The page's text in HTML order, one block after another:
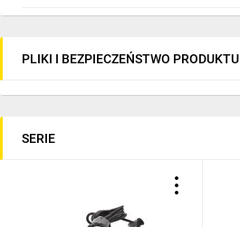
PLIKI I BEZPIECZEŃSTWO PRODUKTU
SERIE